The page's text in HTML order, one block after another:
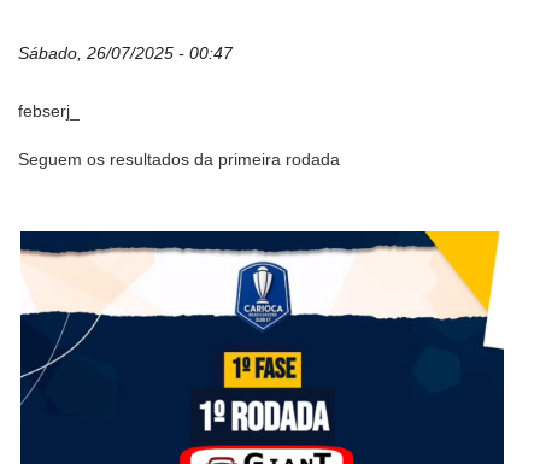
Sábado, 26/07/2025 - 00:47
febserj_
Seguem os resultados da primeira rodada